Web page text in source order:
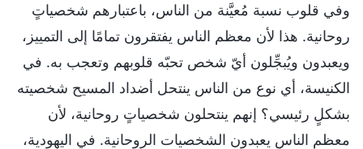
وفي قلوب نسبة مُعيَّنة من الناس، باعتبارهم شخصياتٍ
روحانية. هذا لأن معظم الناس يفتقرون تمامًا إلى التمييز،
ويعبدون ويُبجِّلون أيّ شخص تحبّه قلوبهم وتعجب به. في
الكنيسة، أي نوع من الناس ينتحل أضداد المسيح شخصيته
بشكلٍ رئيسي؟ إنهم ينتحلون شخصياتٍ روحانية، لأن
معظم الناس يعبدون الشخصيات الروحانية. في اليهودية،